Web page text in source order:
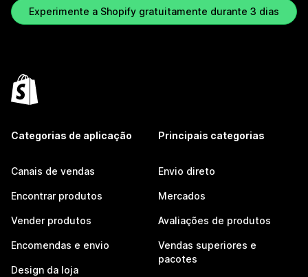
Experimente a Shopify gratuitamente durante 3 dias
Categorias de aplicação
Canais de vendas
Encontrar produtos
Vender produtos
Encomendas e envio
Design da loja
Principais categorias
Envio direto
Mercados
Avaliações de produtos
Vendas superiores e
pacotes